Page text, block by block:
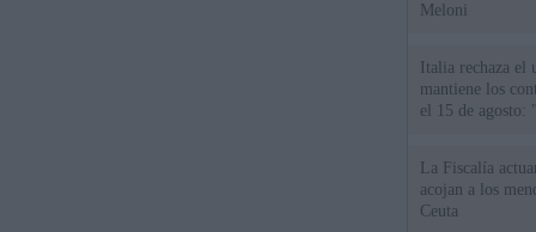
Meloni
Italia rechaza
mantiene los
el 15 de agosto:
La Fiscalía
acojan a los
Ceuta